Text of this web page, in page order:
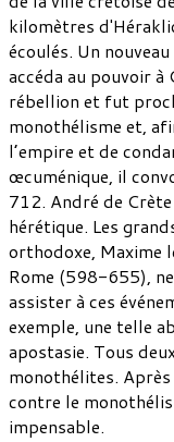
kilomètres
écoulés. Un
accéda au pouvoir
rébellion et fut
monothélisme et,
l’empire et de
œcuménique, il
712. André de
hérétique. Les
orthodoxe, Maxime
Rome (598-655),
assister à ces
exemple, une telle
apostasie. Tous
monothélites.
contre le
impensable.